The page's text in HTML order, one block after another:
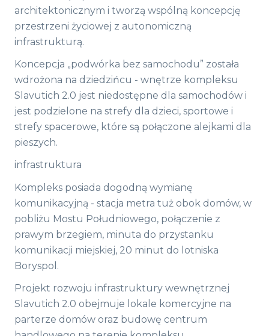
architektonicznym i tworzą wspólną koncepcję
przestrzeni życiowej z autonomiczną
infrastrukturą.
Koncepcja „podwórka bez samochodu” została
wdrożona na dziedzińcu - wnętrze kompleksu
Slavutich 2.0 jest niedostępne dla samochodów i
jest podzielone na strefy dla dzieci, sportowe i
strefy spacerowe, które są połączone alejkami dla
pieszych.
infrastruktura
Kompleks posiada dogodną wymianę
komunikacyjną - stacja metra tuż obok domów, w
pobliżu Mostu Południowego, połączenie z
prawym brzegiem, minuta do przystanku
komunikacji miejskiej, 20 minut do lotniska
Boryspol.
Projekt rozwoju infrastruktury wewnętrznej
Slavutich 2.0 obejmuje lokale komercyjne na
parterze domów oraz budowę centrum